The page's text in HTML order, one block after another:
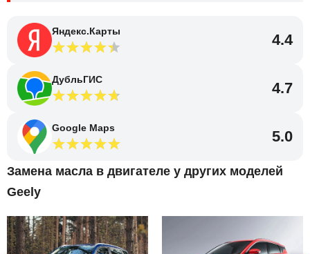
Яндекс.Карты 4.4
ДубльГИС 4.7
Google Maps 5.0
Замена масла в двигателе у других моделей
Geely